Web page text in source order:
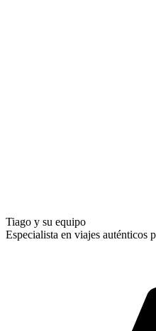
Tiago y su equipo
Especialista en viajes auténticos